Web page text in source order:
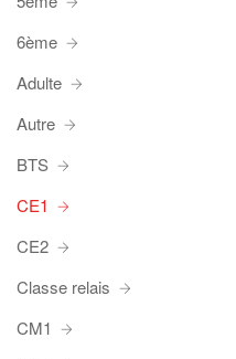
6ème
Adulte
Autre
BTS
CE1
CE2
Classe relais
CM1